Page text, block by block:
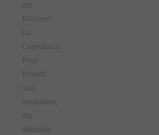
der
Bäckerei
La
Corpulence.
Peter
Passetti
war
verstorben,
der
ehemalig